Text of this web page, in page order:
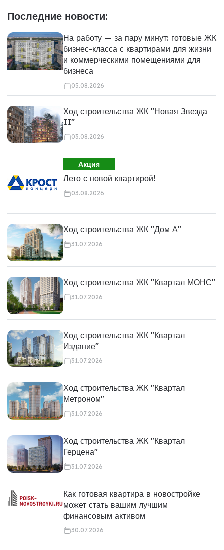
Последние новости:
На работу — за пару минут: готовые ЖК
бизнес-класса с квартирами для жизни
и коммерческими помещениями для
бизнеса
05.08.2026
Ход строительства ЖК "Новая Звезда
II"
03.08.2026
Акция
Лето с новой квартирой!
03.08.2026
Ход строительства ЖК "Дом А"
31.07.2026
Ход строительства ЖК "Квартал МОНС"
31.07.2026
Ход строительства ЖК "Квартал
Издание"
31.07.2026
Ход строительства ЖК "Квартал
Метроном"
31.07.2026
Ход строительства ЖК "Квартал
Герцена"
31.07.2026
Как готовая квартира в новостройке
может стать вашим лучшим
финансовым активом
30.07.2026